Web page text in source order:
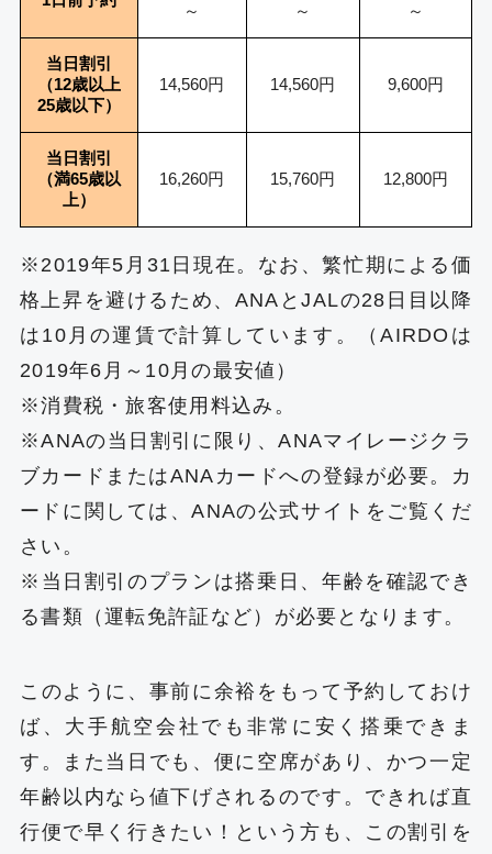
～ ～ ～
当日割引
（12歳以上
25歳以下）
14,560円 14,560円 9,600円
当日割引
（満65歳以
上）
16,260円 15,760円 12,800円
※2019年5月31日現在。なお、繁忙期による価
格上昇を避けるため、ANAとJALの28日目以降
は10月の運賃で計算しています。（AIRDOは
2019年6月～10月の最安値）
※消費税・旅客使用料込み。
※ANAの当日割引に限り、ANAマイレージクラ
ブカードまたはANAカードへの登録が必要。カ
ードに関しては、ANAの公式サイトをご覧くだ
さい。
※当日割引のプランは搭乗日、年齢を確認でき
る書類（運転免許証など）が必要となります。
このように、事前に余裕をもって予約しておけ
ば、大手航空会社でも非常に安く搭乗できま
す。また当日でも、便に空席があり、かつ一定
年齢以内なら値下げされるのです。できれば直
行便で早く行きたい！という方も、この割引を